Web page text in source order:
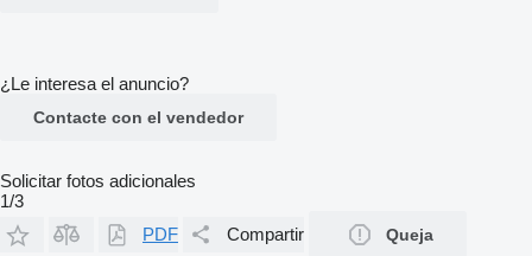
¿Le interesa el anuncio?
Contacte con el vendedor
Solicitar fotos adicionales
1/3
PDF
Compartir Queja